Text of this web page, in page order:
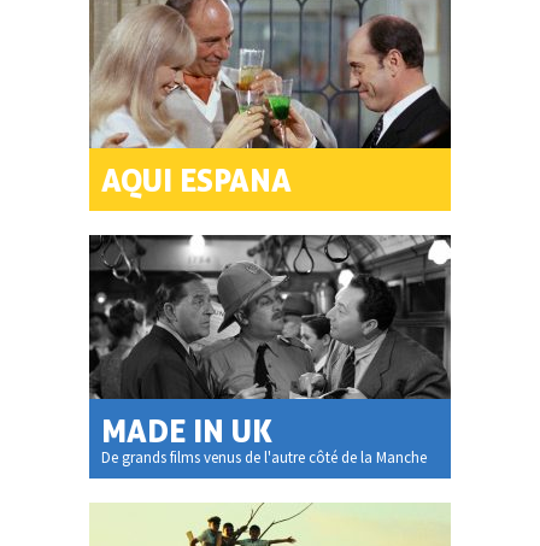
AQUI ESPANA
MADE IN UK
De grands films venus de l'autre côté de la Manche